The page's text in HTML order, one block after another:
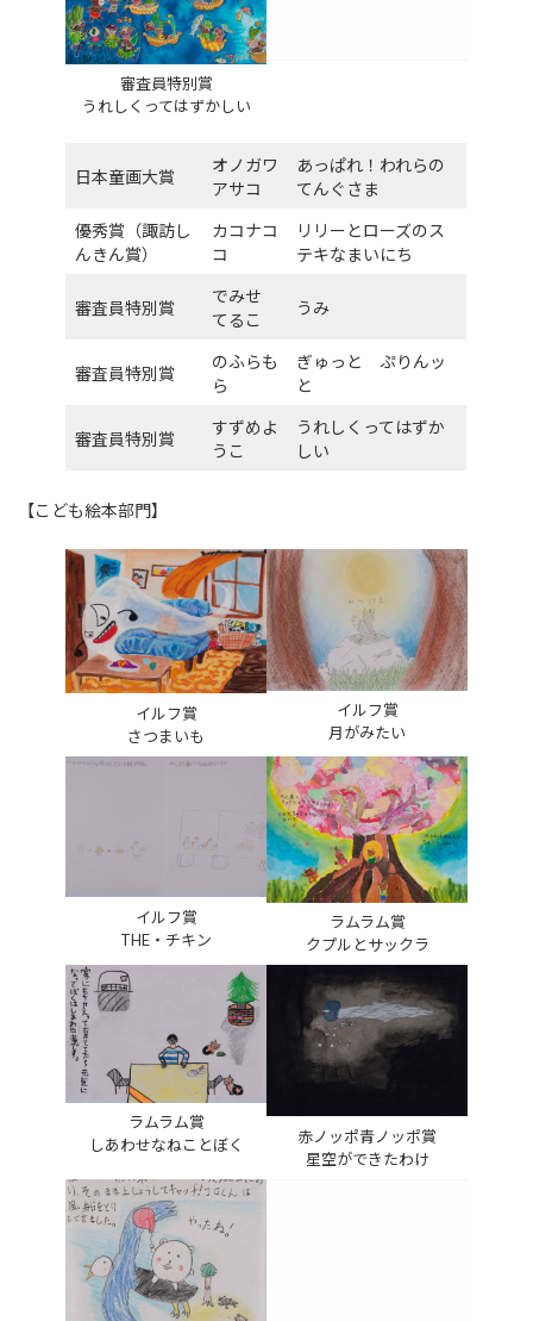
審査員特別賞
うれしくってはずかしい
日本童画大賞
オノガワ
アサコ
あっぱれ！われらの
てんぐさま
優秀賞（諏訪し
んきん賞）
カコナコ
コ
リリーとローズのス
テキなまいにち
審査員特別賞
でみせ
てるこ
うみ
審査員特別賞
のふらも
ら
ぎゅっと ぷりんッ
と
審査員特別賞
すずめよ
うこ
うれしくってはずか
しい
【こども絵本部門】
イルフ賞
さつまいも
イルフ賞
月がみたい
イルフ賞
THE・チキン
ラムラム賞
クプルとサックラ
ラムラム賞
しあわせなねことぼく
赤ノッポ青ノッポ賞
星空ができたわけ